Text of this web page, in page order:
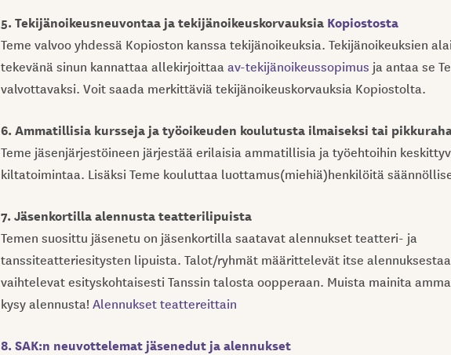
5. Tekijänoikeusneuvontaa ja tekijänoikeuskorvauksia Kopiostosta
Teme valvoo yhdessä Kopioston kanssa tekijänoikeuksia. Tekijänoikeuksien
tekevänä sinun kannattaa allekirjoittaa av-tekijänoikeussopimus ja antaa se
valvottavaksi. Voit saada merkittäviä tekijänoikeuskorvauksia Kopiostolta.
6. Ammatillisia kursseja ja työoikeuden koulutusta ilmaiseksi tai
Teme jäsenjärjestöineen järjestää erilaisia ammatillisia ja työehtoihin
kiltatoimintaa. Lisäksi Teme kouluttaa luottamus(miehiä)henkilöitä
7. Jäsenkortilla alennusta teatterilipuista
Temen suosittu jäsenetu on jäsenkortilla saatavat alennukset teatteri- ja
tanssiteatteriesitysten lipuista. Talot/ryhmät määrittelevät itse
vaihtelevat esityskohtaisesti Tanssin talosta oopperaan. Muista mainita
kysy alennusta! Alennukset teattereittain
8. SAK:n neuvottelemat jäsenedut ja alennukset